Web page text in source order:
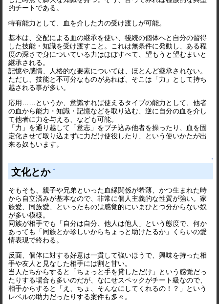
的チートである。
特有能力として、血を介した力の受け渡しが可能。
基本は、交配による血の継承を使い、後続の個体へと自分の習得
した技能・知識を受け渡すこと。これは無条件に発動し、ある程
度の深さで身についている力はほぼすべて、望もうと望むまいと
継承される。
記憶や感情、人格的な要素については、ほとんど継承されない。
ただし、技能と不可分なものがあれば、そこは「力」として持ち
越される事が多い。
応用……というか、意識すれば使えるタイプの能力として、他者
の血から能力・知識・記憶などを取り込む、逆に自分の血を介し
て他者に力を与える、なども可能。
「力」を通り越して「意志」をブチ込み他者を操ったり、血を固
定化させて取り込まずに力だけ使役したり、という使いかたが出
来る奴もいます。
↑
文化とか †
そもそも、親子や兄弟といった血縁関係が希薄、かつ生まれた時
から自立済みが基本なので、非常に個人主義的な性質が強い。家
族愛、同族愛、といったものは感覚的にいまひとつ分からない奴
が多い模様。
同族が相手でも「自分は自分、他人は他人」という態度で、何か
あっても「同族とか珍しいからちょっと助けたるか」くらいの愛
情表現で終わる。
反面、個体に対する好意は一貫して強いほうで、興味を持った相
手や友人と見なした相手には割と甘い。
当人たちからすると「ちょっと手を貸しただけ」という感覚だっ
たりする場合も多いのだが、なにせスペックがチート級なので、
相手からすると「え、ちょ、そんなにしてくれるの！？」という
レベルの助力だったりする案件も多々。